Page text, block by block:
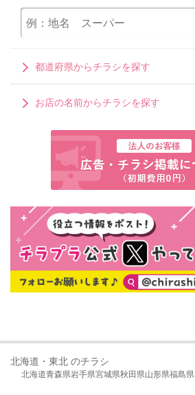
都道府県からチラシを探す
お店の名前からチラシを探す
北海道・東北 のチラシ
北海道青森県岩手県宮城県秋田県山形県福島県